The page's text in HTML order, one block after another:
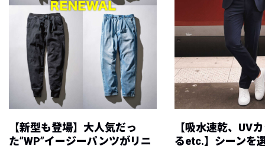
【新型も登場】大人気だっ
た”WP”イージーパンツがリニ
【吸水速乾、UV
るetc.】シーンを